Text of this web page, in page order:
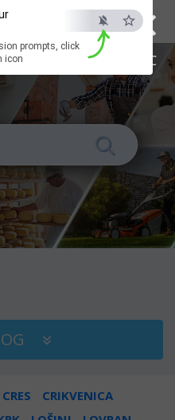
×
ESC
prompts, click
icon
CRES
CRIKVENICA